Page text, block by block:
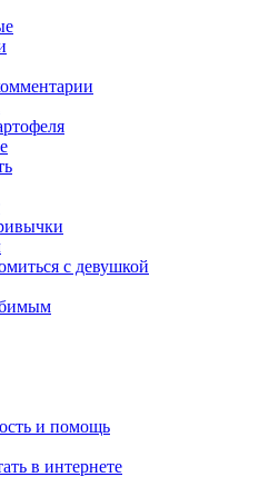
с девушкой
и помощь
в интернете